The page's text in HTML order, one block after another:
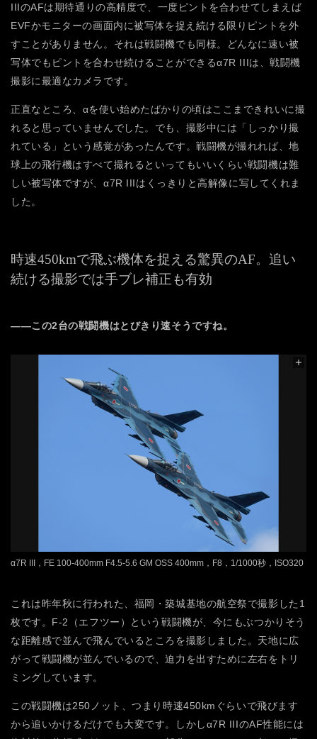
IIIのAFは期待通りの高精度で、一度ピントを合わせてしまえば
EVFかモニターの画面内に被写体を捉え続ける限りピントを外
すことがありません。それは戦闘機でも同様。どんなに速い被
写体でもピントを合わせ続けることができるα7R IIIは、戦闘機
撮影に最適なカメラです。
正直なところ、αを使い始めたばかりの頃はここまできれいに撮
れると思っていませんでした。でも、撮影中には「しっかり撮
れている」という感覚があったんです。戦闘機が撮れれば、地
球上の飛行機はすべて撮れるといってもいいくらい戦闘機は難
しい被写体ですが、α7R IIIはくっきりと高解像に写してくれま
した。
時速450kmで飛ぶ機体を捉える驚異のAF。 追い
続ける撮影では手ブレ補正も有効
――この2台の戦闘機はとびきり速そうですね。
α7R III，FE 100-400mm F4.5-5.6 GM OSS 400mm，F8，1/1000秒，ISO320
これは昨年秋に行われた、福岡・築城基地の航空祭で撮影した1
枚です。F-2（エフツー）という戦闘機が、今にもぶつかりそう
な距離感で並んで飛んでいるところを撮影しました。天地に広
がって戦闘機が並んでいるので、迫力を出すために左右をトリ
ミングしています。
この戦闘機は250ノット、つまり時速450kmぐらいで飛びます
から追いかけるだけでも大変です。しかしα7R IIIのAF性能には